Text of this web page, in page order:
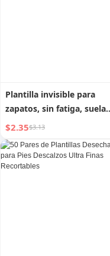
Plantilla invisible para
zapatos, sin fatiga, suela
suave, cómoda, para
aumentar la altura interior
$2.35$3.13